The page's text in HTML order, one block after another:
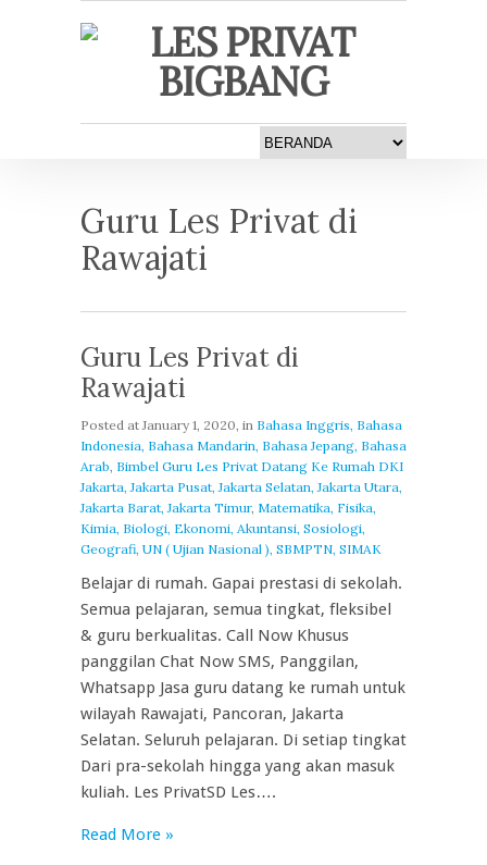
Guru Les Privat di
Rawajati
Guru Les Privat di
Rawajati
Posted atJanuary 1, 2020, in Bahasa Inggris, Bahasa
Indonesia, Bahasa Mandarin, Bahasa Jepang, Bahasa
Arab, Bimbel Guru Les Privat Datang Ke Rumah DKI
Jakarta, Jakarta Pusat, Jakarta Selatan, Jakarta Utara,
Jakarta Barat, Jakarta Timur, Matematika, Fisika,
Kimia, Biologi, Ekonomi, Akuntansi, Sosiologi,
Geografi, UN ( Ujian Nasional ), SBMPTN, SIMAK
Belajar di rumah. Gapai prestasi di sekolah.
Semua pelajaran, semua tingkat, fleksibel
& guru berkualitas. Call Now Khusus
panggilan Chat Now SMS, Panggilan,
Whatsapp Jasa guru datang ke rumah untuk
wilayah Rawajati, Pancoran, Jakarta
Selatan. Seluruh pelajaran. Di setiap tingkat
Dari pra-sekolah hingga yang akan masuk
kuliah. Les PrivatSD Les….
Read More »